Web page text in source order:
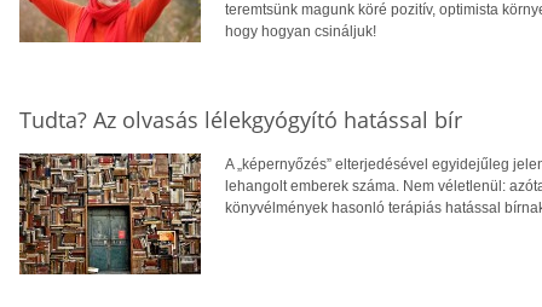
teremtsünk magunk köré pozitív, optimista
hogy hogyan csináljuk!
Tudta? Az olvasás lélekgyógyító hatással bír
A „képernyőzés” elterjedésével egyidejűleg
lehangolt emberek száma. Nem véletlenül:
könyvélmények hasonló terápiás hatással